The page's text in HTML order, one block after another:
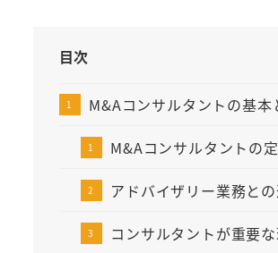
目次
M&Aコンサルタントの基本
M&Aコンサルタントの
アドバイザリー業務と
コンサルタントが重要